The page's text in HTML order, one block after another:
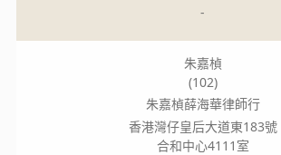
-
朱嘉楨
(102)
朱嘉楨薛海華律師行
香港灣仔皇后大道東183號
合和中心4111室